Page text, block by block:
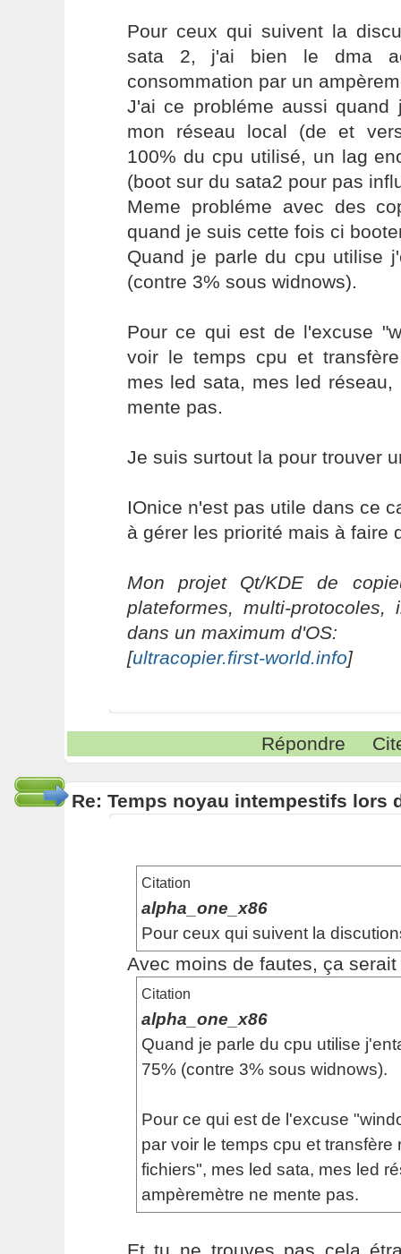
Pour ceux qui suivent la
sata 2, j'ai bien le dma
consommation par un
J'ai ce probléme aussi
mon réseau local (de et
100% du cpu utilisé, un lag
(boot sur du sata2 pour pas
Meme probléme avec des
quand je suis cette fois ci
Quand je parle du cpu utilise
(contre 3% sous widnows).
Pour ce qui est de l'excuse
voir le temps cpu et
mes led sata, mes led réseau,
mente pas.
Je suis surtout la pour trouver
IOnice n'est pas utile dans ce
à gérer les priorité mais à faire
Mon projet Qt/KDE de
plateformes, multi-protocoles,
dans un maximum d'OS:
[ultracopier.first-world.info]
Répondre
Re: Temps noyau intempestifs lors
Citation
alpha_one_x86
Pour ceux qui suivent la
Avec moins de fautes, ça
Citation
alpha_one_x86
Quand je parle du cpu utilise
75% (contre 3% sous widnows).
Pour ce qui est de l'excuse
par voir le temps cpu et transfère
fichiers", mes led sata, mes led
ampèremètre ne mente pas.